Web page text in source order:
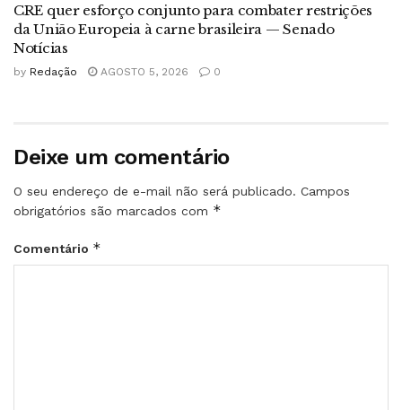
CRE quer esforço conjunto para combater restrições
da União Europeia à carne brasileira — Senado
Notícias
by Redação AGOSTO 5, 2026 0
Deixe um comentário
O seu endereço de e-mail não será publicado. Campos
obrigatórios são marcados com *
Comentário *